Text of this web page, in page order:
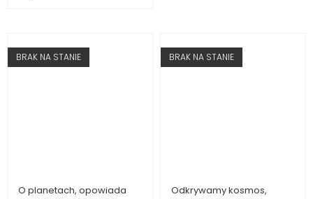
BRAK NA STANIE
Dowiedz się więcej
O planetach, opowiada
BRAK NA STANIE
Dowiedz się więcej
Odkrywamy kosmos,